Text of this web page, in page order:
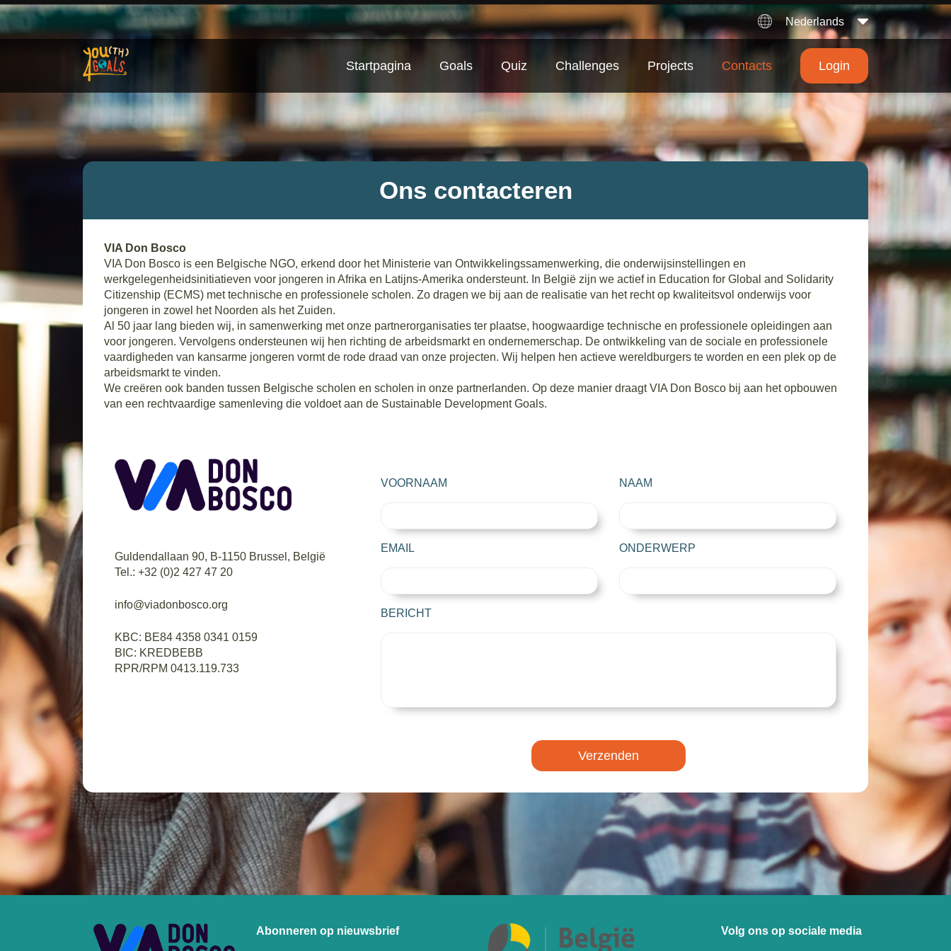
Nederlands
Startpagina Goals Quiz Challenges Projects Contacts Login
Ons contacteren
VIA Don Bosco
VIA Don Bosco is een Belgische NGO, erkend door het Ministerie van Ontwikkelingssamenwerking, die onderwijsinstellingen en
werkgelegenheidsinitiatieven voor jongeren in Afrika en Latijns-Amerika ondersteunt. In België zijn we actief in Education for Global and Solidarity
Citizenship (ECMS) met technische en professionele scholen. Zo dragen we bij aan de realisatie van het recht op kwaliteitsvol onderwijs voor
jongeren in zowel het Noorden als het Zuiden.
Al 50 jaar lang bieden wij, in samenwerking met onze partnerorganisaties ter plaatse, hoogwaardige technische en professionele opleidingen aan
voor jongeren. Vervolgens ondersteunen wij hen richting de arbeidsmarkt en ondernemerschap. De ontwikkeling van de sociale en professionele
vaardigheden van kansarme jongeren vormt de rode draad van onze projecten. Wij helpen hen actieve wereldburgers te worden en een plek op de
arbeidsmarkt te vinden.
We creëren ook banden tussen Belgische scholen en scholen in onze partnerlanden. Op deze manier draagt ​​VIA Don Bosco bij aan het opbouwen
van een rechtvaardige samenleving die voldoet aan de Sustainable Development Goals.
Guldendallaan 90, B-1150 Brussel, België
Tel.: +32 (0)2 427 47 20
info@viadonbosco.org
KBC: BE84 4358 0341 0159
BIC: KREDBEBB
RPR/RPM 0413.119.733
VOORNAAM NAAM
EMAIL ONDERWERP
BERICHT
Verzenden
Abonneren op nieuwsbrief Volg ons op sociale media